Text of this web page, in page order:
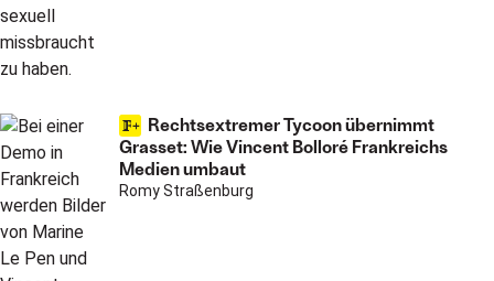
Rechtsextremer Tycoon übernimmt
Grasset: Wie Vincent Bolloré Frankreichs
Medien umbaut
Romy Straßenburg